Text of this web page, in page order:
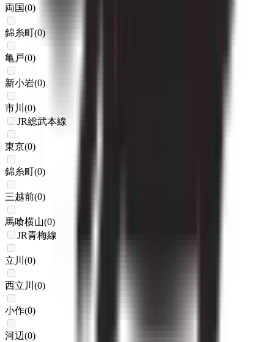
両国(0)
錦糸町(0)
亀戸(0)
新小岩(0)
市川 (0)
JR総武本線
東京(0)
錦糸町(0)
三越前(0)
馬喰横山(0)
JR青梅線
立川 (0)
西立川 (0)
小作(0)
河辺(0)